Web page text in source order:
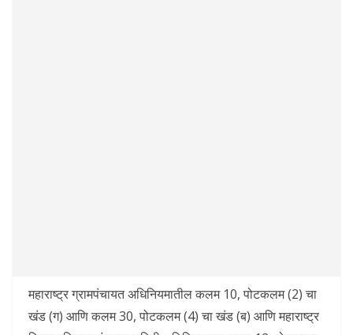
महाराष्ट्र ग्रामपंचायत अधिनियमातील कलम 10, पोटकलम (2) चा
खंड (ग) आणि कलम 30, पोटकलम (4) चा खंड (ब) आणि महाराष्ट्र